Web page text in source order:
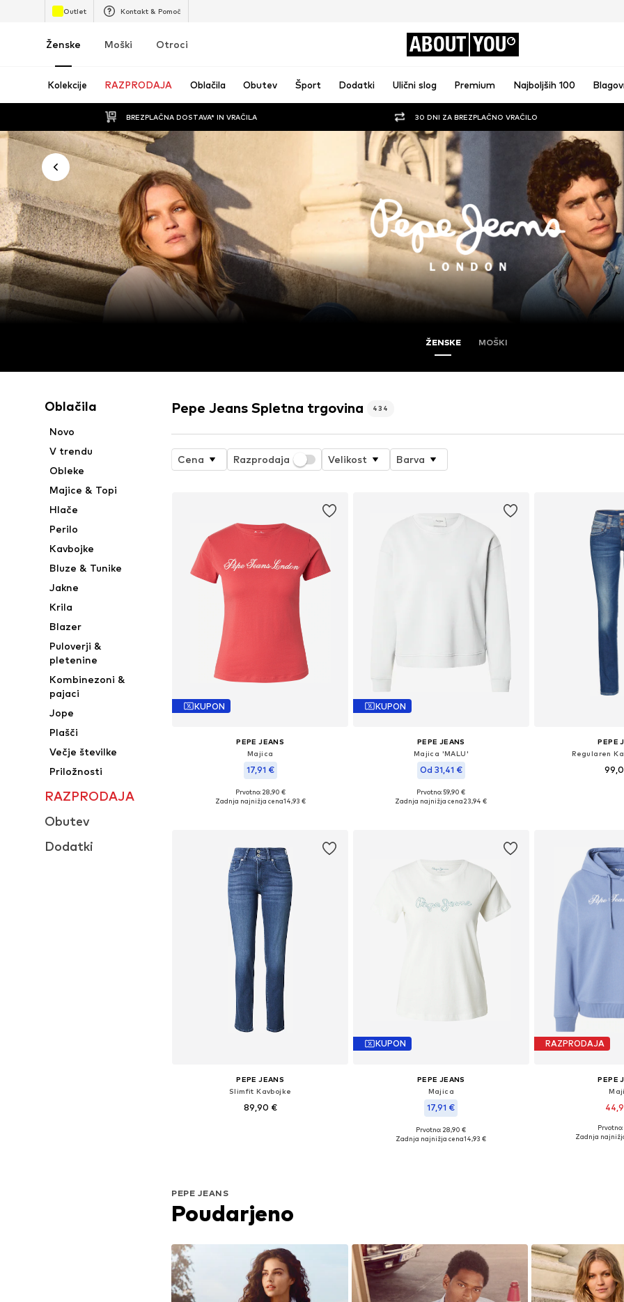
Outlet Kontakt & Pomoč
Ženske Moški Otroci ABOUT YOU
Kolekcije RAZPRODAJA Oblačila Obutev Šport Dodatki Ulični slog Premium Najboljših 100
BREZPLAČNA DOSTAVA* IN VRAČILA 30 DNI ZA BREZPLAČNO VRAČILO
ŽENSKE MOŠKI
Oblačila
Novo
V trendu
Obleke
Majice & Topi
Hlače
Perilo
Kavbojke
Bluze & Tunike
Jakne
Krila
Blazer
Puloverji &
pletenine
Kombinezoni &
pajaci
Jope
Plašči
Večje številke
Priložnosti
RAZPRODAJA
Obutev
Dodatki
Pepe Jeans Spletna trgovina 434
Cena Razprodaja Velikost Barva
KUPON
PEPE JEANS
Majica
17,91 €
Razpoložljive velikosti: XS, S, M, L
Prvotno: 28,90 €
Zadnja najnižja cena14,93 €
KUPON
PEPE JEANS
Majica 'MALU'
Od 31,41 €
Razpoložljive velikosti: XS, S, M, L, XL
Prvotno: 59,90 €
Zadnja najnižja cena23,94 €
PEPE
Regularen
PEPE JEANS
Slimfit Kavbojke
89,90 €
KUPON
PEPE JEANS
Majica
17,91 €
Razpoložljive velikosti: XS, S, M, L
Prvotno: 28,90 €
Zadnja najnižja cena14,93 €
RAZPRODAJA
PEPE
Razpoložljive
Zadnja
PEPE JEANS
Poudarjeno